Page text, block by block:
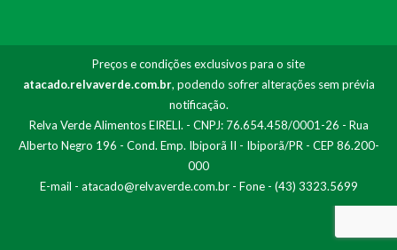
Preços e condições exclusivos para o site
atacado.relvaverde.com.br, podendo sofrer alterações sem prévia
notificação.
Relva Verde Alimentos EIRELI. - CNPJ: 76.654.458/0001-26 - Rua
Alberto Negro 196 - Cond. Emp. Ibiporã II - Ibiporã/PR - CEP 86.200-
000
E-mail - atacado@relvaverde.com.br- Fone - (43) 3323.5699